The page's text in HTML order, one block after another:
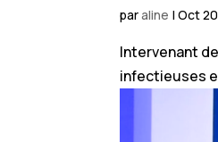
paraline |Oct
Intervenant
infectieuses